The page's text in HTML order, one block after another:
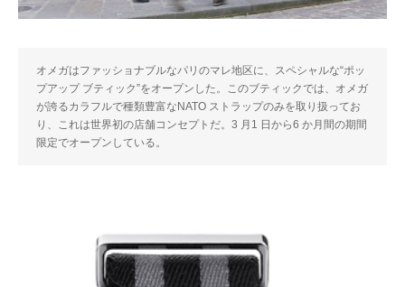
オメガはファッショナブルなパリのマレ地区に、スペシャルな“ポッ
プアップ ブティック”をオープンした。このブティックでは、オメガ
が誇るカラフルで種類豊富なNATO ストラップのみを取り扱ってお
り、これは世界初の店舗コンセプトだ。3 月1 日から6 か月間の期間
限定でオープンしている。